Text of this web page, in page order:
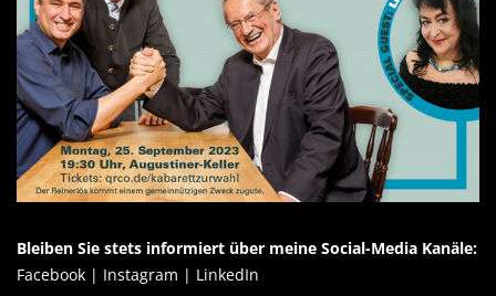
Bleiben Sie stets informiert über meine Social-Media Kanäle:
Facebook | Instagram | LinkedIn